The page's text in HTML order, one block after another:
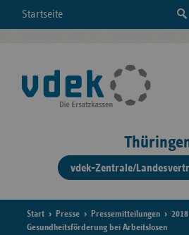
Startseite
vdek-Zentrale/
Start Presse Pressemitteilungen
2018
Gesundheitsförderung bei Arbeitslosen